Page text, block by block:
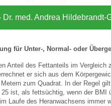
J2
med. Andrea Hildebrandt-
für Unter-, Normal- oder
Anteil des Fettanteils im Vergleich
er sich aus dem
Metern zum Quadrat. In der Regel
ist, als fettsüchtig, wenn der BMI
Laufe des Heranwachsens immer